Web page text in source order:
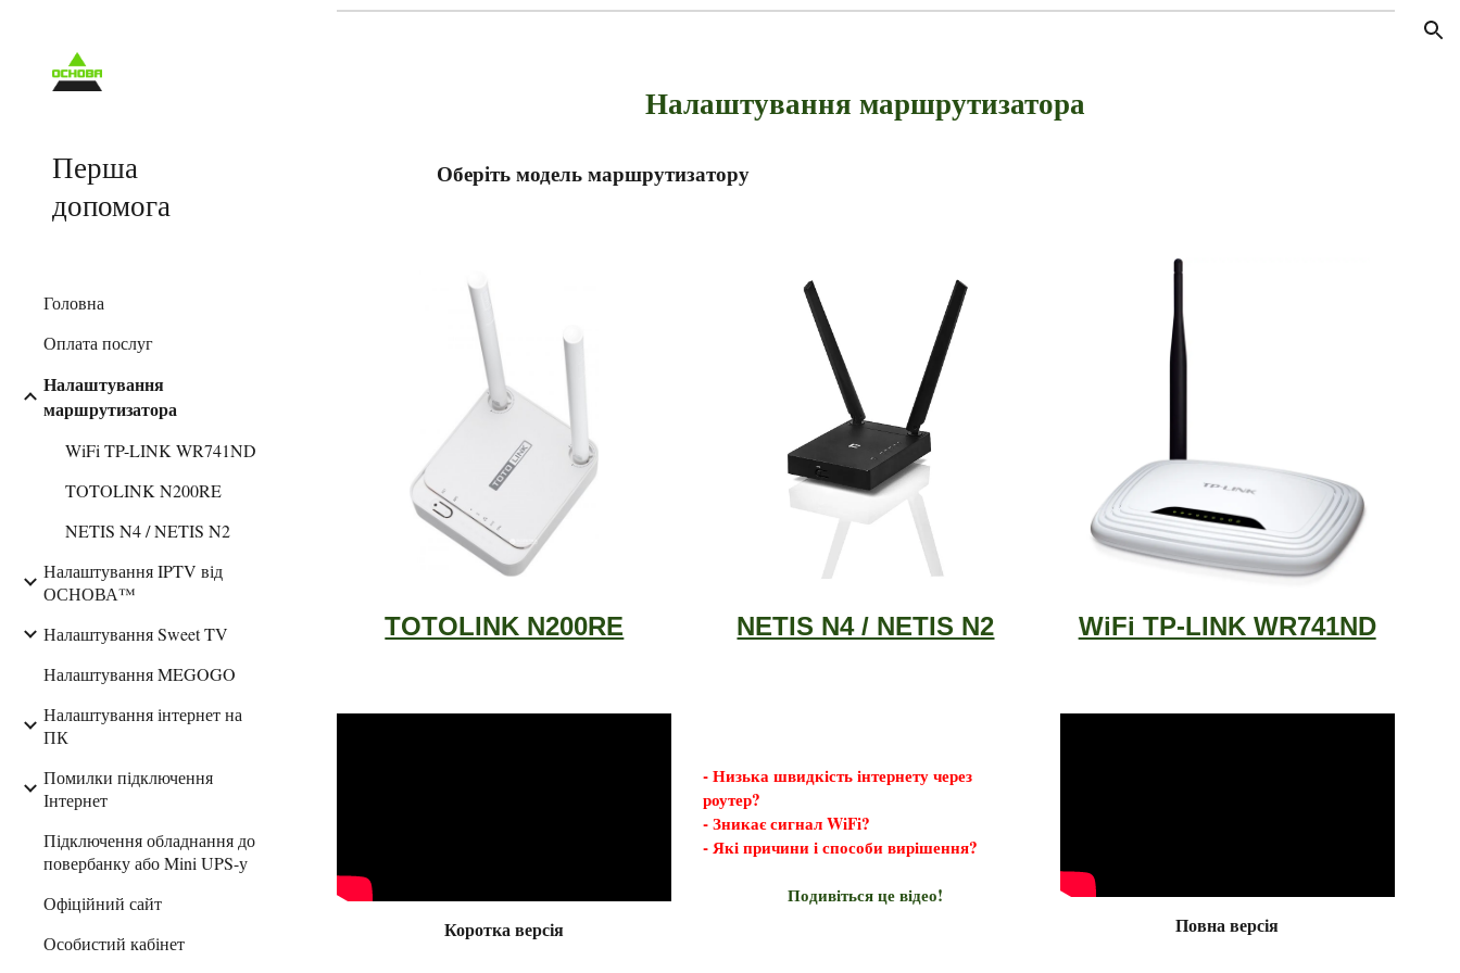
Перша
допомога
Головна
Оплата послуг
Налаштування
маршрутизатора
WiFi TP-LINK WR741ND
TOTOLINK N200RE
NETIS N4 / NETIS N2
Налаштування IPTV від
ОСНОВА™
Налаштування Sweet TV
Налаштування MEGOGO
Налаштування інтернет на
ПК
Помилки підключення
Інтернет
Підключення обладнання до
повербанку або Mini UPS-у
Офіційний сайт
Особистий кабінет
Налаштування маршрутизатора
Оберіть модель маршрутизатору
TOTOLINK N200RE NETIS N4 / NETIS N2 WiFi TP-LINK WR741ND
Коротка версія
- Низька швидкість інтернету через
роутер?
- Зникає сигнал WiFi?
- Які причини і способи вирішення?
Подивіться це відео!
Повна версія